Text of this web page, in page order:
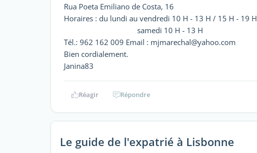
Rua Poeta Emiliano de Costa, 16
Horaires : du lundi au vendredi 10 H - 13 H / 15 H - 19 H
samedi 10 H - 13 H
Tél.: 962 162 009 Email : mjmarechal@yahoo.com
Bien cordialement.
Janina83
Réagir Répondre
Le guide de l'expatrié à Lisbonne